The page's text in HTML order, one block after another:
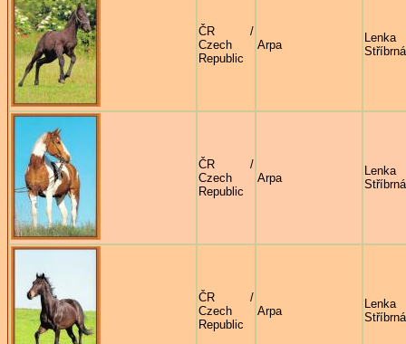
ČR /
Czech
Republic
Arpa
Lenka
Stříbrná
ČR /
Czech
Republic
Arpa
Lenka
Stříbrná
ČR /
Czech
Republic
Arpa
Lenka
Stříbrná